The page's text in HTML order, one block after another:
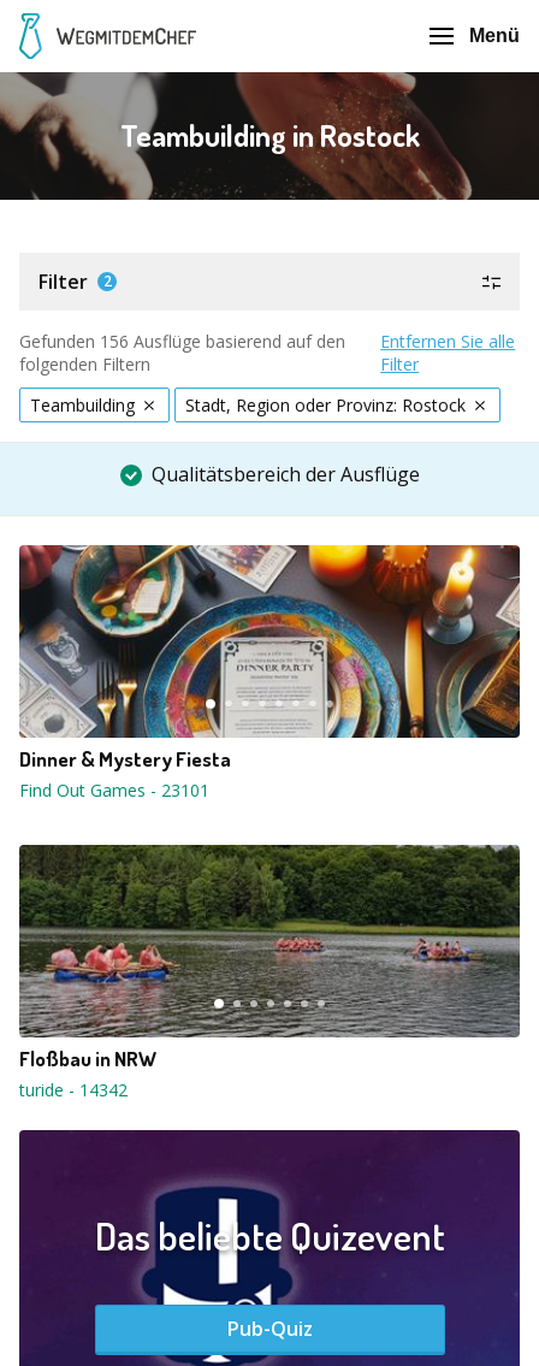
Menü
Teambuilding in Rostock
Filter 2
Gefunden 156 Ausflüge basierend auf den
folgenden Filtern
Entfernen Sie alle
Filter
Teambuilding
Stadt, Region oder Provinz: Rostock
Qualitätsbereich der Ausflüge
Dinner & Mystery Fiesta
Find Out Games - 23101
Floßbau in NRW
turide - 14342
Das beliebte Quizevent
Pub-Quiz